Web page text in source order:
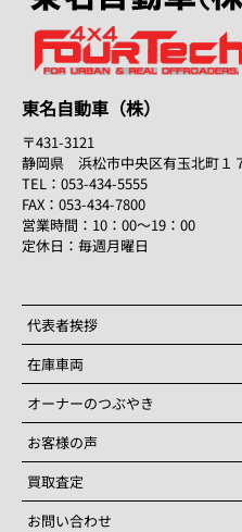
東名自動車（株）
〒431-3121
静岡県 浜松市中央区有玉北町１
TEL：053-434-5555
FAX：053-434-7800
営業時間：10：00～19：00
定休日：毎週月曜日
代表者挨拶
在庫車両
オーナーのつぶやき
お客様の声
買取査定
お問い合わせ